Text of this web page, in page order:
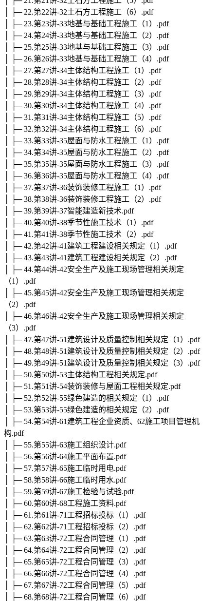
│ ├─ 22.第22讲-32土石方工程施工（6）.pdf
│ ├─ 23.第23讲-33地基与基础工程施工（1）.pdf
│ ├─ 24.第24讲-33地基与基础工程施工（2）.pdf
│ ├─ 25.第25讲-33地基与基础工程施工（3）.pdf
│ ├─ 26.第26讲-33地基与基础工程施工（4）.pdf
│ ├─ 27.第27讲-34主体结构工程施工（1）.pdf
│ ├─ 28.第28讲-34主体结构工程施工（2）.pdf
│ ├─ 29.第29讲-34主体结构工程施工（3）.pdf
│ ├─ 30.第30讲-34主体结构工程施工（4）.pdf
│ ├─ 31.第31讲-34主体结构工程施工（5）.pdf
│ ├─ 32.第32讲-34主体结构工程施工（6）.pdf
│ ├─ 33.第33讲-35屋面与防水工程施工（1）.pdf
│ ├─ 34.第34讲-35屋面与防水工程施工（2）.pdf
│ ├─ 35.第35讲-35屋面与防水工程施工（3）.pdf
│ ├─ 36.第36讲-35屋面与防水工程施工（4）.pdf
│ ├─ 37.第37讲-36装饰装修工程施工（1）.pdf
│ ├─ 38.第38讲-36装饰装修工程施工（2）.pdf
│ ├─ 39.第39讲-37智能建造新技术.pdf
│ ├─ 40.第40讲-38季节性施工技术（1）.pdf
│ ├─ 41.第41讲-38季节性施工技术（2）.pdf
│ ├─ 42.第42讲-41建筑工程建设相关规定（1）.pdf
│ ├─ 43.第43讲-41建筑工程建设相关规定（2）.pdf
│ ├─ 44.第44讲-42安全生产及施工现场管理相关规定
（1）.pdf
│ ├─ 45.第45讲-42安全生产及施工现场管理相关规定
（2）.pdf
│ ├─ 46.第46讲-42安全生产及施工现场管理相关规定
（3）.pdf
│ ├─ 47.第47讲-51建筑设计及质量控制相关规定（1）.pdf
│ ├─ 48.第48讲-51建筑设计及质量控制相关规定（2）.pdf
│ ├─ 49.第49讲-51建筑设计及质量控制相关规定（3）.pdf
│ ├─ 50.第50讲-53主体结构工程相关规定.pdf
│ ├─ 51.第51讲-54装饰装修与屋面工程相关规定.pdf
│ ├─ 52.第52讲-55绿色建造的相关规定（1）.pdf
│ ├─ 53.第53讲-55绿色建造的相关规定（2）.pdf
│ ├─ 54.第54讲-61建筑工程企业资质、62施工项目管理机
构.pdf
│ ├─ 55.第55讲-63施工组织设计.pdf
│ ├─ 56.第56讲-64施工平面布置.pdf
│ ├─ 57.第57讲-65施工临时用电.pdf
│ ├─ 58.第58讲-66施工临时用水.pdf
│ ├─ 59.第59讲-67施工检验与试验.pdf
│ ├─ 60.第60讲-68工程施工资料.pdf
│ ├─ 61.第61讲-71工程招标投标（1）.pdf
│ ├─ 62.第62讲-71工程招标投标（2）.pdf
│ ├─ 63.第63讲-72工程合同管理（1）.pdf
│ ├─ 64.第64讲-72工程合同管理（2）.pdf
│ ├─ 65.第65讲-72工程合同管理（3）.pdf
│ ├─ 66.第66讲-72工程合同管理（4）.pdf
│ ├─ 67.第67讲-72工程合同管理（5）.pdf
│ ├─ 68.第68讲-72工程合同管理（6）.pdf